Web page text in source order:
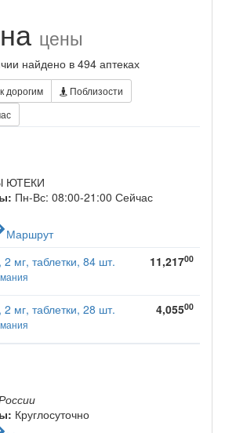
цены
найдено в 494 аптеках
дорогим
Поблизости
ЮТЕКИ
Пн-Вс: 08:00-21:00 Сейчас
Маршрут
2 мг, таблетки, 84 шт.
11,21700
2 мг, таблетки, 28 шт. 4,05500
Круглосуточно